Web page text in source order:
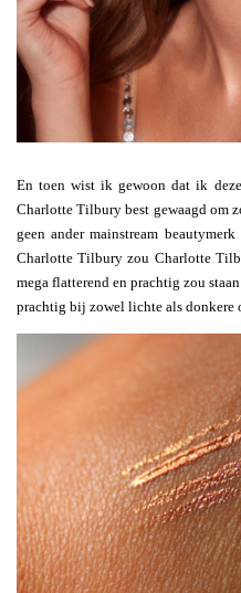
En toen wist ik gewoon dat ik
Charlotte Tilbury best gewaagd om
geen ander mainstream
Charlotte Tilbury zou Charlotte
mega flatterend en prachtig zou
prachtig bij zowel lichte als donkere